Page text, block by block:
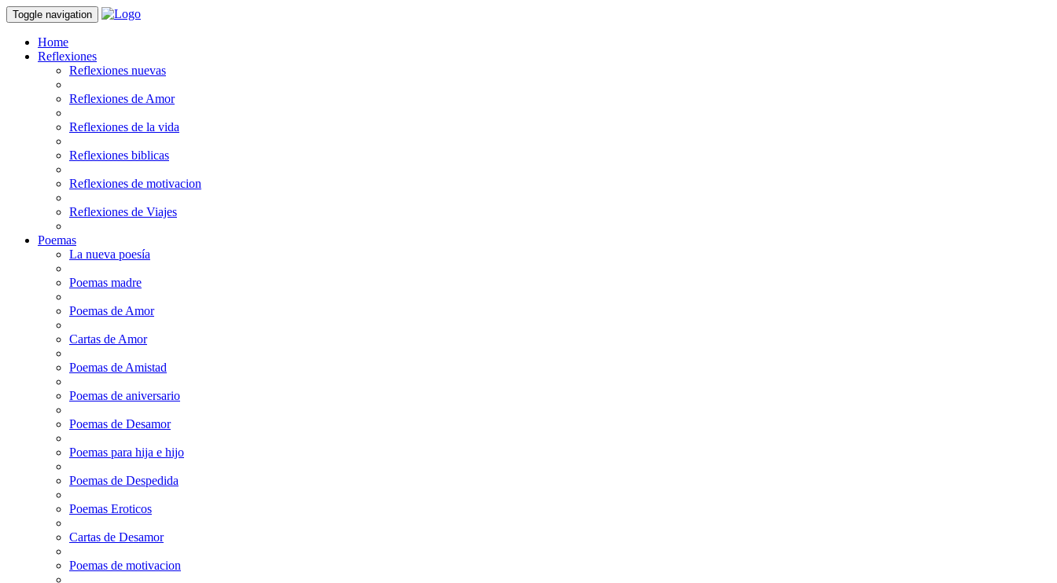
Toggle navigation
Home
Reflexiones
Reflexiones nuevas
Reflexiones de Amor
Reflexiones de la vida
Reflexiones biblicas
Reflexiones de motivacion
Reflexiones de Viajes
Poemas
La nueva poesía
Poemas madre
Poemas de Amor
Cartas de Amor
Poemas de Amistad
Poemas de aniversario
Poemas de Desamor
Poemas para hija e hijo
Poemas de Despedida
Poemas Eroticos
Cartas de Desamor
Poemas de motivacion